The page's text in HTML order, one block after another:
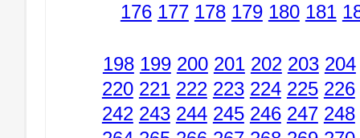
176 177 178 179 180 181
198 199 200 201 202 203 204
220 221 222 223 224 225 226
242 243 244 245 246 247 248